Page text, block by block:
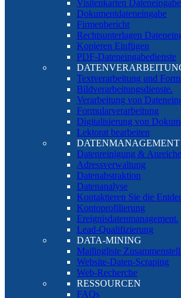
Visitenkarten Dateneingabe
Dokumentdateneingabe
Firmenbericht
Rechtsunterlagen
Kopieren Einfügen
PDF-Dateneingabedienste
Textverarbeitung und
Bildverarbeitungsdienste.
Verarbeitung von
Formularverarbeitung
Digitalisierung von
Lektorat bearbeiten
DATENMANAGEMENT
Datenreinigung &
Adressverwaltung
Datenabstraktion
Datenanalyse
Kontaktieren Sie die
Kontoprofilierung
Ereignisdatenmanagement.
Lead-Qualifizierung
DATA-MINING
Mailingliste
Website-Daten-Scraping
Web-Recherche
RESSOURCEN
FAQs